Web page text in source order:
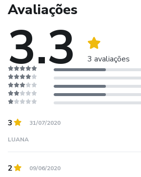
Avaliações
3.3 3 avaliações
3 31/07/2020
LUANA
2 09/06/2020